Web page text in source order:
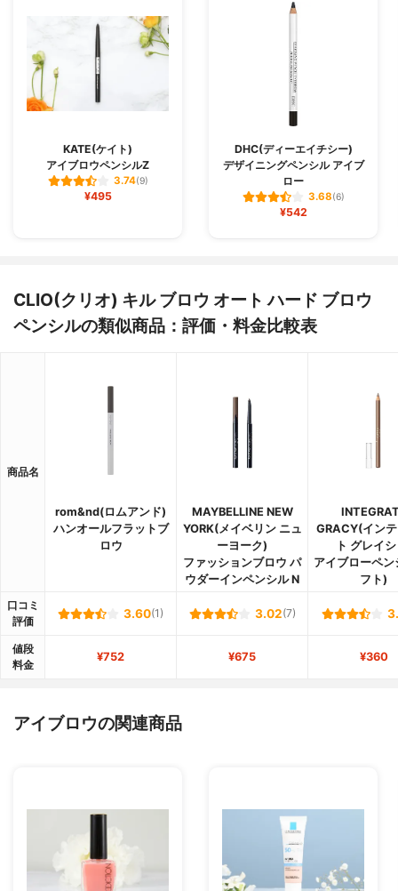
KATE(ケイト)
アイブロウペンシルZ
3.74(9)
¥495
DHC(ディーエイチシー)
デザイニングペンシル アイブ
ロー
3.68(6)
¥542
CLIO(クリオ) キル ブロウ オート ハード ブロウ
ペンシルの類似商品：評価・料金比較表
商品名
rom&nd(ロムアンド)
ハンオールフラットブ
ロウ
MAYBELLINE NEW
YORK(メイベリン ニュ
ーヨーク)
ファッションブロウ パ
ウダーイン​ペンシル N
GRACY(イン
ト グレイ
アイブローペン
フト)
口コミ
評価
3.60(1) 3.02(7)
値段
料金
¥752 ¥675 ¥360
アイブロウの関連商品